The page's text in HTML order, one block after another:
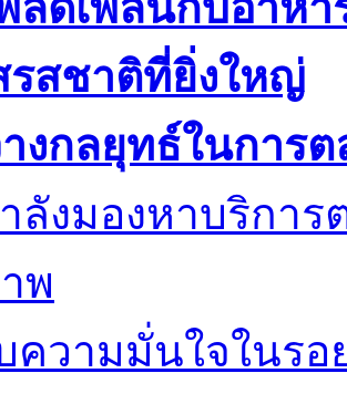
รสชาติที่ยิ่งใหญ่
งกลยุทธ์ในการ
ลังมองหาบริกา
พ
ความมั่นใจในร